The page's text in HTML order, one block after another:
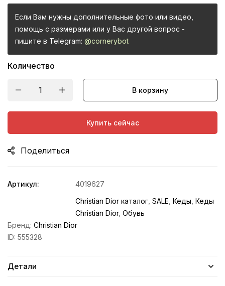
Если Вам нужны дополнительные фото или видео,
помощь с размерами или у Вас другой вопрос -
пишите в Telegram: @cornerybot
Количество
В корзину
Купить сейчас
Поделиться
Артикул:
4019627
Christian Dior каталог SALE Кеды Кеды
Christian Dior, Обувь
Бренд: Christian Dior
ID: 555328
Детали